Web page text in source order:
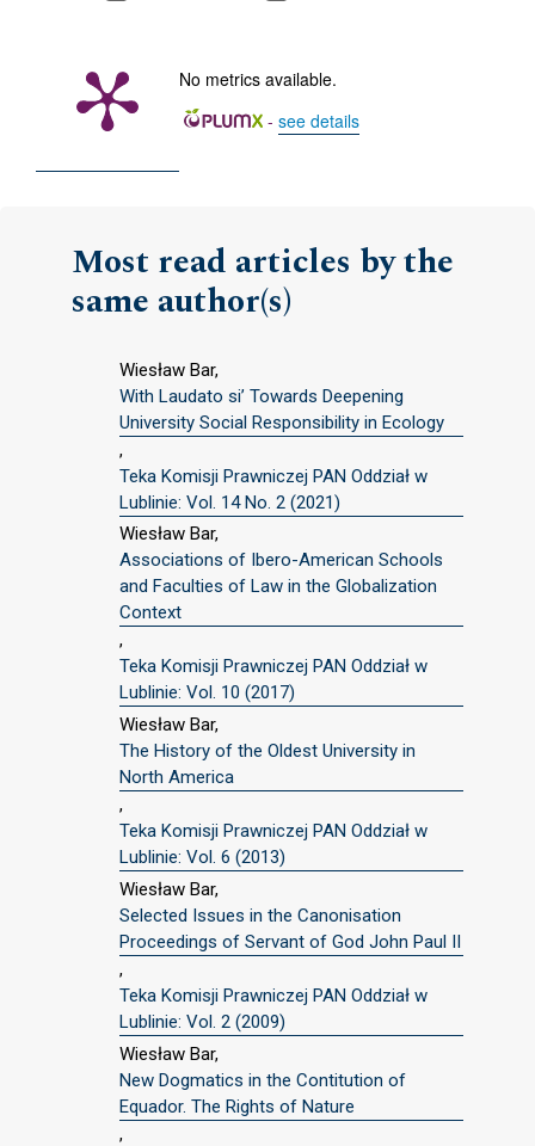
No metrics available.
- see details
Most read articles by the
same author(s)
Wiesław Bar,
With Laudato si’ Towards Deepening
University Social Responsibility in Ecology
,
Teka Komisji Prawniczej PAN Oddział w
Lublinie: Vol. 14 No. 2 (2021)
Wiesław Bar,
Associations of Ibero-American Schools
and Faculties of Law in the Globalization
Context
,
Teka Komisji Prawniczej PAN Oddział w
Lublinie: Vol. 10 (2017)
Wiesław Bar,
The History of the Oldest University in
North America
,
Teka Komisji Prawniczej PAN Oddział w
Lublinie: Vol. 6 (2013)
Wiesław Bar,
Selected Issues in the Canonisation
Proceedings of Servant of God John Paul II
,
Teka Komisji Prawniczej PAN Oddział w
Lublinie: Vol. 2 (2009)
Wiesław Bar,
New Dogmatics in the Contitution of
Equador. The Rights of Nature
,